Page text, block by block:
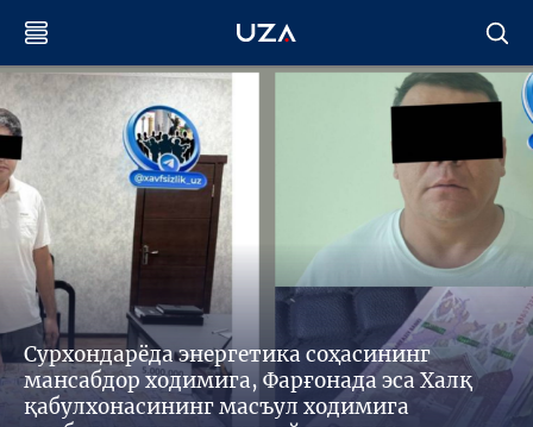
Сурхондарёда энергетика соҳасининг
мансабдор ходимига, Фарғонада эса Халқ
қабулхонасининг масъул ходимига